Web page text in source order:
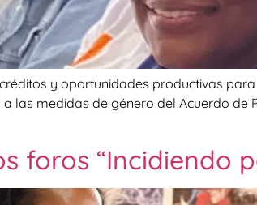
y oportunidades productivas
las medidas de género del Acuerdo de
foros “Incidiendo